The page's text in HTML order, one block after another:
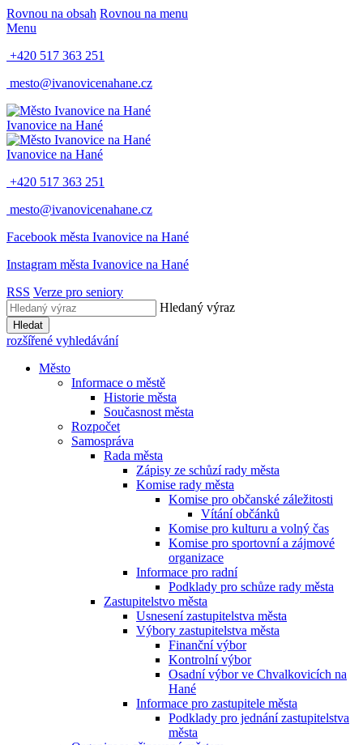
Rovnou na obsah Rovnou na menu
Menu
+420 517 363 251
mesto@ivanovicenahane.cz
Ivanovice na Hané
Ivanovice na Hané
+420 517 363 251
mesto@ivanovicenahane.cz
Facebook města Ivanovice na Hané
Instagram města Ivanovice na Hané
RSS Verze pro seniory
Hledaný výraz
Hledat
rozšířené vyhledávání
Město
Informace o městě
Historie města
Současnost města
Rozpočet
Samospráva
Rada města
Zápisy ze schůzí rady města
Komise rady města
Komise pro občanské záležitosti
Vítání občánků
Komise pro kulturu a volný čas
Komise pro sportovní a zájmové
organizace
Informace pro radní
Podklady pro schůze rady města
Zastupitelstvo města
Usnesení zastupitelstva města
Výbory zastupitelstva města
Finanční výbor
Kontrolní výbor
Osadní výbor ve Chvalkovicích na
Hané
Informace pro zastupitele města
Podklady pro jednání zastupitelstva
města